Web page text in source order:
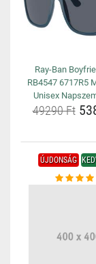
Ray-Ban
RB4547 6717R5
Unisex
49290 Ft
ÚJDONSÁG